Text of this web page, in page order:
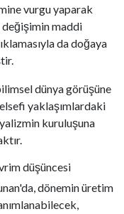
vurgu yaparak
değişimin maddi
da doğaya
dünya görüşüne
yaklaşımlardaki
kuruluşuna
düşüncesi
dönemin üretim